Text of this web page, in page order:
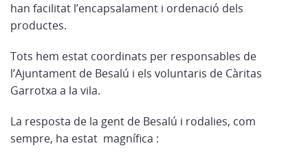
han facilitat l’encapsalament i ordenació dels
productes.
Tots hem estat coordinats per responsables de
l’Ajuntament de Besalú i els voluntaris de Càritas
Garrotxa a la vila.
La resposta de la gent de Besalú i rodalies, com
sempre, ha estat magnífica :